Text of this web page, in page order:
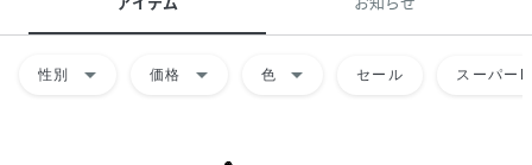
性別 arrow_drop_down 価格 arrow_drop_down 色 arrow_drop_down セール スーパー